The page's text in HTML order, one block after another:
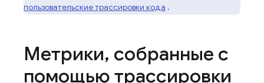
пользовательские трассировки кода .
Метрики, собранные с
помощью трассировки